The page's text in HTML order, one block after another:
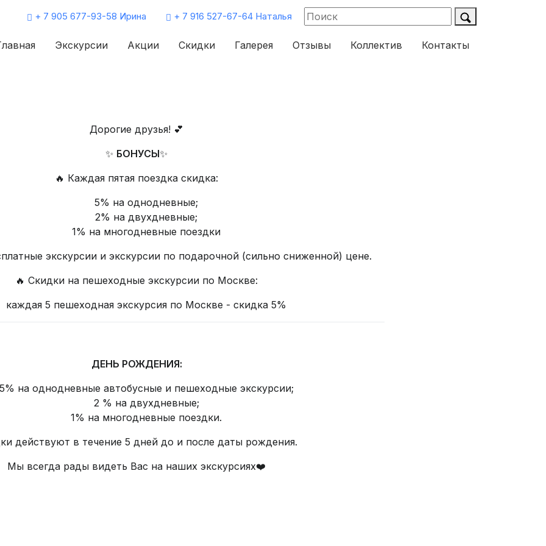
+ 7 905 677-93-58 Ирина + 7 916 527-67-64 Наталья
Экскурсии Акции Скидки Галерея Отзывы Коллектив Контакты
Дорогие друзья! 💕
✨ БОНУСЫ✨
🔥 Каждая пятая поездка скидка:
5% на однодневные;
2% на двухдневные;
1% на многодневные поездки
экскурсии и экскурсии по подарочной (сильно сниженной) цене.
🔥 Скидки на пешеходные экскурсии по Москве:
каждая 5 пешеходная экскурсия по Москве - скидка 5%
ДЕНЬ РОЖДЕНИЯ:
на однодневные автобусные и пешеходные экскурсии;
2 % на двухдневные;
1% на многодневные поездки.
действуют в течение 5 дней до и после даты рождения.
Мы всегда рады видеть Вас на наших экскурсиях❤️